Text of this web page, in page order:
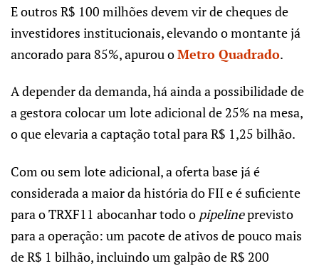
E outros R$ 100 milhões devem vir de cheques de
investidores institucionais, elevando o montante já
ancorado para 85%, apurou oMetro Quadrado.
A depender da demanda, há ainda a possibilidade de
a gestora colocar um lote adicional de 25% na mesa,
o que elevaria a captação total para R$ 1,25 bilhão.
Com ou sem lote adicional, a oferta base já é
considerada a maior da história do FII e é suficiente
para o TRXF11 abocanhar todo o pipelineprevisto
para a operação: um pacote de ativos de pouco mais
de R$ 1 bilhão, incluindo um galpão de R$ 200